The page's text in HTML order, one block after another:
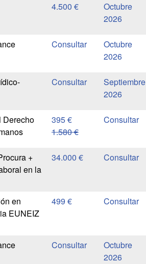
4.500 €
Octubre
2026
Octubre
2026
Septiembre
2026
Derecho
395 €
1.580 €
+
en la
34.000 €
en
EUNEIZ
499 €
Octubre
2026